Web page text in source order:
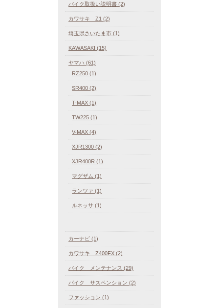
バイク取扱い説明書 (2)
カワサキ Z1 (2)
埼玉県さいたま市 (1)
KAWASAKI (15)
ヤマハ (61)
RZ250 (1)
SR400 (2)
T-MAX (1)
TW225 (1)
V-MAX (4)
XJR1300 (2)
XJR400R (1)
マグザム (1)
ランツァ (1)
ルネッサ (1)
カーナビ (1)
カワサキ Z400FX (2)
バイク メンテナンス (29)
バイク サスペンション (2)
ファッション (1)